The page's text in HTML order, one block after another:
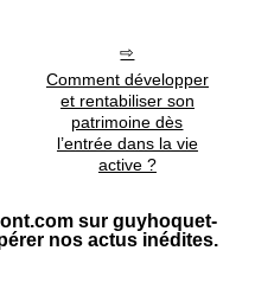
Comment développer
et rentabiliser son
patrimoine dès
l’entrée dans la vie
active ?
sur guyhoquet-
nos actus inédites.